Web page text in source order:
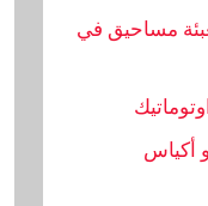
مساحيق في
أكياس